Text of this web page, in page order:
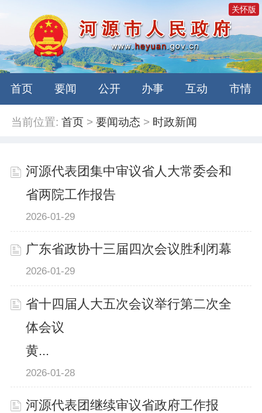
关怀版
首页 要闻 公开 办事 互动 市情
当前位置: 首页 >要闻动态 > 时政新闻
河源代表团集中审议省人大常委会和
省两院工作报告
2026-01-29
广东省政协十三届四次会议胜利闭幕
2026-01-29
省十四届人大五次会议举行第二次全
体会议
黄...
2026-01-28
河源代表团继续审议省政府工作报